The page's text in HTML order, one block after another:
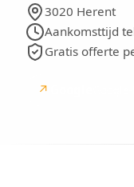
3020 Herent
Aankomsttijd
Gratis offerte
↗